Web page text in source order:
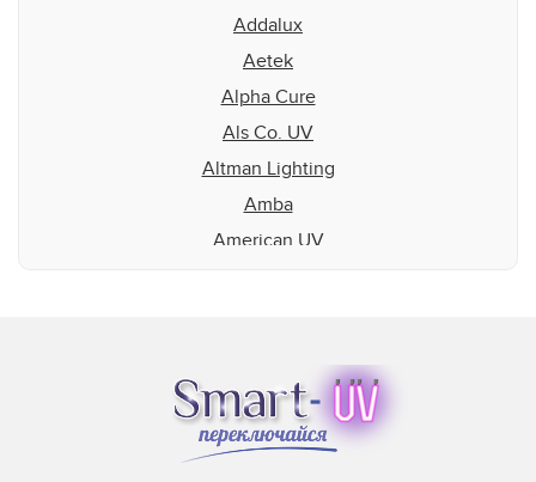
Addalux
Aetek
Alpha Cure
Als Co. UV
Altman Lighting
Amba
American UV
Baldwin
Beltron
BLV